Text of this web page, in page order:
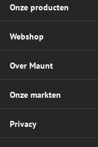
Onze producten
Glasvezel management
Glasvezel kabels
Glasvezel
Webshop
Betalen
Verzenden en
Over Maunt
Het verhaal
Team Maunt
Onze markten
Fixed networks
Privacy